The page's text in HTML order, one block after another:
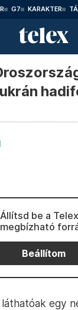
G7 KARAKTER
Állítsd be a
megbízható
Beállítom
egy